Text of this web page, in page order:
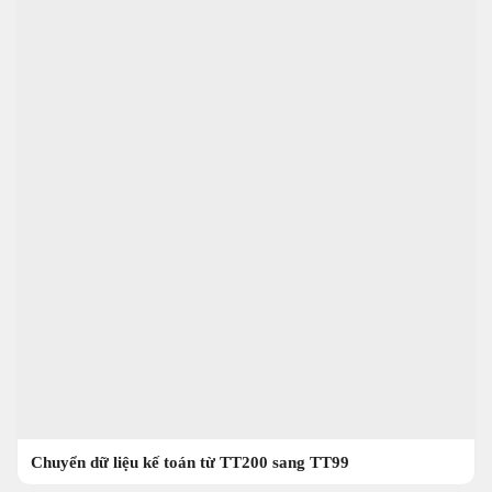
Chuyển dữ liệu kế toán từ TT200 sang TT99